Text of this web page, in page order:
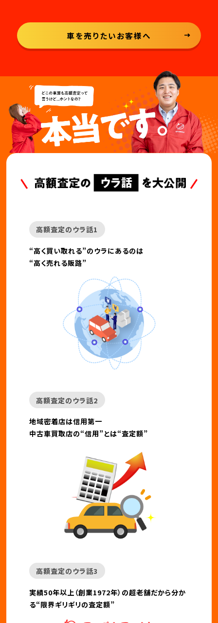
車を売りたいお客様へ
高額査定のウラ話1
“高く買い取れる”のウラにあるのは
“高く売れる販路”
高額査定のウラ話2
地域密着店は信用第一
中古車買取店の“信用”とは“査定額”
高額査定のウラ話3
実績50年以上（創業1972年）の超老舗だから分か
る“限界ギリギリの査定額”